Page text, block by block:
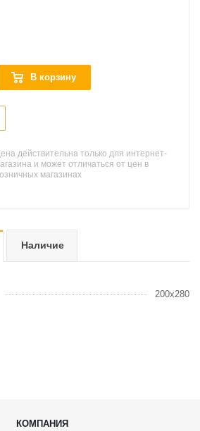
В корзину
действительна только для интернет-
и может отличаться от цен в
магазинах
Наличие
200х280
КОМПАНИЯ